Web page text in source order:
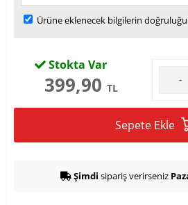
Ürüne eklenecek bilgilerin
Stokta Var
399,90 TL
-
Sepete Ekle
Şimdi sipariş verirseniz